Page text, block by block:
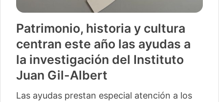
Patrimonio, historia y cultura
centran este año las ayudas a
la investigación del Instituto
Juan Gil-Albert
Las ayudas prestan especial atención a los